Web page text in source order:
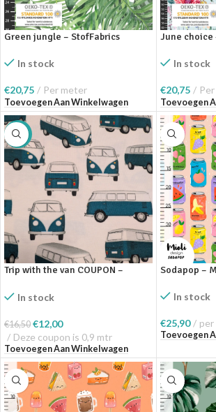
Green jungle – StofFabrics
In stock
€20,75 Per meter
Toevoegen Aan Winkelwagen
June choice
In stock
€20,75
Toevoegen
SALE
Trip with the van COUPON –
In stock
€16,50 €12,00
Deze coupon is 0,9 mtr
Toevoegen Aan Winkelwagen
Sodapop –
In stock
€25,90
Toevoegen